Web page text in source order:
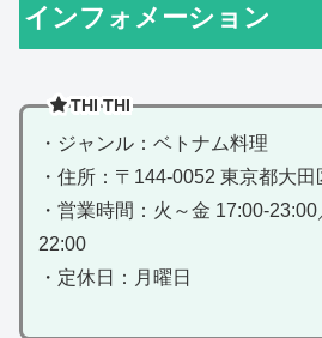
インフォメーション
THI THI
・ジャンル：ベトナム料理
・住所：〒144-0052 東京都大
・営業時間：火～金 17:00-
22:00
・定休日：月曜日